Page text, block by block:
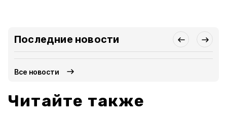
Последние новости
Все новости
Читайте также